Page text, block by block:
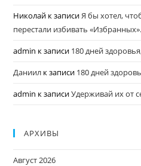
Николай к записиЯ бы хотел,
перестали избивать «Избранных».
admin к записи 180 дней
Даниил к записи 180 дней
admin к записиУдерживай их от
АРХИВЫ
Август 2026